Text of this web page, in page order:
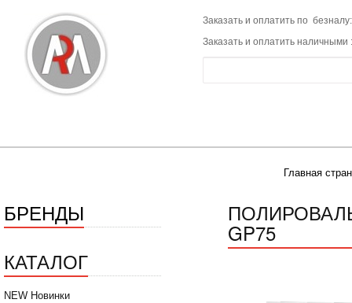
Заказать и оплатить по
Заказать и оплатить наличными
Главная
БРЕНДЫ
КАТАЛОГ
NEW Новинки
GP75